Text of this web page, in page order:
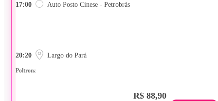
17:00 Auto Posto Cinese - Petrobrás
20:20 Largo do Pará
Poltrona
R$ 88,90